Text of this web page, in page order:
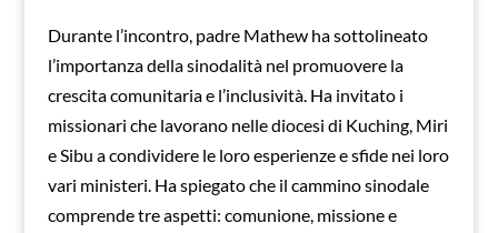
Durante l’incontro, padre Mathew ha sottolineato
l’importanza della sinodalità nel promuovere la
crescita comunitaria e l’inclusività. Ha invitato i
missionari che lavorano nelle diocesi di Kuching, Miri
e Sibu a condividere le loro esperienze e sfide nei loro
vari ministeri. Ha spiegato che il cammino sinodale
comprende tre aspetti: comunione, missione e